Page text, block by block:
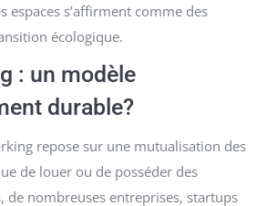
espaces s’affirment comme des
écologique.
: un modèle
durable?
repose sur une mutualisation des
de louer ou de posséder des
de nombreuses entreprises, startups